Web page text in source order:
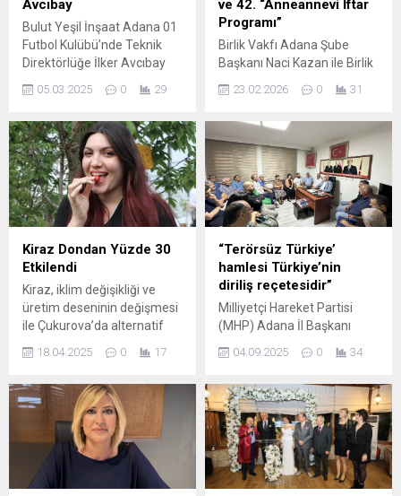
Avcıbay
Bulut Yeşil İnşaat Adana 01
Futbol Kulübü’nde Teknik
Direktörlüğe İlker Avcıbay
getirildi. Sarı-Siyahlı ekipten
yapılan açıklama şöyle:
direktörlük görevi için İlker
Avcıbay ile sezon sonuna
kadar anlaşma sağlamıştır.
Her iki tarafa da hayırlı
uğurlu olsun. Halkın takımı
Bulut Yeşil İnşaat Adana 01
Futbol Kulübü’ne hoş
geldiniz.”
05.03.2025 0 29
ve 42. “Anneannevi İftar
Programı”
Birlik Vakfı Adana Şube
Başkanı Naci Kazan ile Birlik
Vakfı Genç Birlik Adana
Şube Başkanı Mustafa
Millet Meclisi 27. Dönem
Başkanı İsmail Kahraman,
Eski İçişleri Bakanı
Abdulkadir Aksu, Eski Millî
Savunma Bakanı ve TBMM
Millî Savunma Komisyonu
Başkanı Hulusi Akar,
Türkiye–AB Karma
Parlamento Komisyonu Türk
Grubu...
23.02.2026 0 31
Kiraz Dondan Yüzde 30
Etkilendi
Kiraz, iklim değişikliği ve
üretim deseninin değişmesi
ile Çukurova’da alternatif
Üniversitesi’nden (ÇÜ) Doç.
kirazın dondan çok fazla
etkilenmediğini belirterek,
“Kirazın soğuklama
gereksinimi birçok türe göre
daha yüksek, kendini
korumaya alabiliyor. Hiç
18.04.2025 0 17
“Terörsüz Türkiye’
hamlesi Türkiye’nin
diriliş reçetesidir”
Milliyetçi Hareket Partisi
(MHP) Adana İl Başkanı
gerekir ki ‘Terörsüz Türkiye’
Türkiye’ye giden yoldur, ‘Türk
ve Türkiye Yüzyılı’nın da
mayasıdır; dolayısıyla
Türkiye’nin diriliş reçetesidir.”
dedi. TEŞKİLATLARI
HAREKETE GEÇİRDİ MHP
04.09.2025 0 34